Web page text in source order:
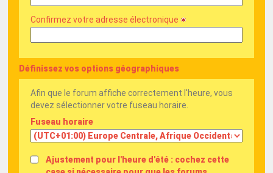
Confirmez votre adresse électronique
Définissez vos options géographiques
Afin que le forum affiche correctement l'heure, vous
devez sélectionner votre fuseau horaire.
Fuseau horaire
Ajustement pour l'heure d'été : cochez cette